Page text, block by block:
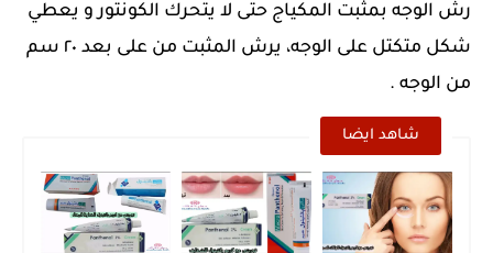
رش الوجه بمثبت المكياج حتى لا يتحرك الكونتور و يعطي
شكل متكتل على الوجه، يرش المثبت من على بعد ٢٠ سم
من الوجه .
شاهد ايضا